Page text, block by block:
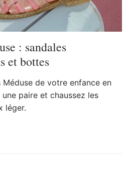
: sandales
et bottes
Méduse de votre enfance en
paire et chaussez les
léger.